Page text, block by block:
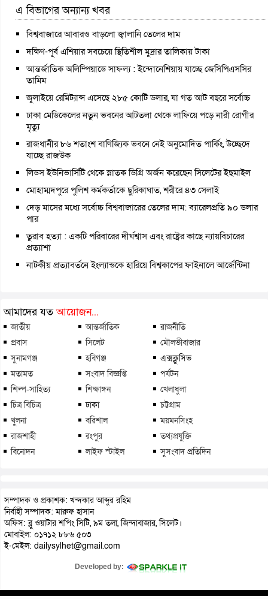
এ বিভাগের অন্যান্য খবর
বিশ্ববাজারে আবারও বাড়লো জ্বালানি তেলের দাম
দক্ষিণ-পূর্ব এশিয়ার সবচেয়ে স্থিতিশীল মুদ্রার তালিকায় টাকা
আন্তর্জাতিক অলিম্পিয়াডে সাফল্য : ইন্দোনেশিয়ায় যাচ্ছে জেসিপিএসসির
তামিম
জুলাইয়ে রেমিট্যান্স এসেছে ২৮৫ কোটি ডলার, যা গত আট বছরে সর্বোচ্চ
ঢাকা মেডিকেলের নতুন ভবনের আটতলা থেকে লাফিয়ে পড়ে নারী রোগীর
মৃত্যু
রাজধানীর ৮৬ শতাংশ বাণিজ্যিক ভবনে নেই অনুমোদিত পার্কিং, উচ্ছেদে
যাচ্ছে রাজউক
লিডস ইউনিভার্সিটি থেকে স্নাতক ডিগ্রি অর্জন করেছেন সিলেটের ইছমাইল
মোহাম্মদপুরে পুলিশ কর্মকর্তাকে ছুরিকাঘাত, শরীরে ৪৩ সেলাই
দেড় মাসের মধ্যে সর্বোচ্চ বিশ্ববাজারের তেলের দাম: ব্যারেলপ্রতি ৯০ ডলার
পার
তুরাব হত্যা : একটি পরিবারের দীর্ঘশ্বাস এবং রাষ্ট্রের কাছে ন্যায়বিচারের
প্রত্যাশা
নাটকীয় প্রত্যাবর্তনে ইংল্যান্ডকে হারিয়ে বিশ্বকাপের ফাইনালে আর্জেন্টিনা
আমাদের যতআয়োজন...
জাতীয় আন্তর্জাতিক
রাজনীতি
প্রবাস
সিলেট
মৌলভীবাজার
সুনামগঞ্জ
হবিগঞ্জ
এক্সক্লুসিভ
মতামত
সংবাদ বিজ্ঞপ্তি
পর্যটন
শিল্প-সাহিত্য
শিক্ষাঙ্গন
খেলাধুলা
চিত্র বিচিত্র
ঢাকা
চট্টগ্রাম
খুলনা
বরিশাল
ময়মনসিংহ
রাজশাহী
রংপুর
তথ্যপ্রযুক্তি
বিনোদন
লাইফ স্টাইল সুসংবাদ প্রতিদিন
সম্পাদক ও প্রকাশক: খন্দকার আব্দুর রহিম
নির্বাহী সম্পাদক: মারুফ হাসান
অফিস: ব্লু ওয়াটার শপিং সিটি, ৯ম তলা, জিন্দাবাজার, সিলেট।
মোবাইল: ০১৭১২ ৮৮৬ ৫০৩
ই-মেইল: dailysylhet@gmail.com
Developed by: